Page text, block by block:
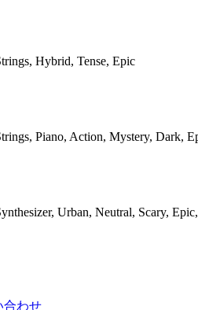
Hybrid, Tense, Epic
Piano, Action, Mystery, Dark,
Urban, Neutral, Scary,
合わせ